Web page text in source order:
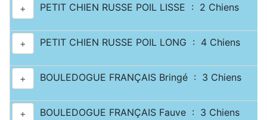
+ PETIT CHIEN RUSSE POIL LISSE : 2 Chiens
+ PETIT CHIEN RUSSE POIL LONG : 4 Chiens
+ BOULEDOGUE FRANÇAIS Bringé : 3 Chiens
+ BOULEDOGUE FRANÇAIS Fauve : 3 Chiens